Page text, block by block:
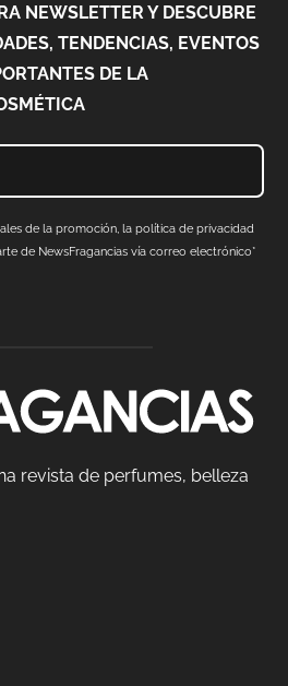
NEWSLETTER Y DESCUBRE
TENDENCIAS, EVENTOS
DE LA
de la promoción, la política de privacidad
de NewsFragancias vía correo electrónico*
revista de perfumes, belleza